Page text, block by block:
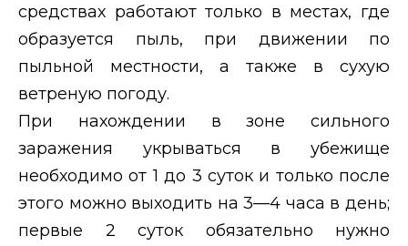
средствах работают только в местах, где
образуется пыль, при движении по
пыльной местности, а также в сухую
ветреную погоду.
При нахождении в зоне сильного
заражения
укрываться в убежище
необходимо от 1 до 3 суток и только после
этого можно выходить на 3—4 часа в день;
первые 2 суток обязательно нужно